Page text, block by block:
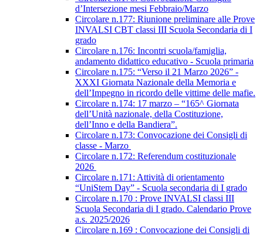
d’Intersezione mesi Febbraio/Marzo
Circolare n.177: Riunione preliminare alle Prove
INVALSI CBT classi III Scuola Secondaria di I
grado
Circolare n.176: Incontri scuola/famiglia,
andamento didattico educativo - Scuola primaria
Circolare n.175: “Verso il 21 Marzo 2026” -
XXXI Giornata Nazionale della Memoria e
dell’Impegno in ricordo delle vittime delle mafie.
Circolare n.174: 17 marzo – “165^ Giornata
dell’Unità nazionale, della Costituzione,
dell’Inno e della Bandiera”.
Circolare n.173: Convocazione dei Consigli di
classe - Marzo
Circolare n.172: Referendum costituzionale
2026
Circolare n.171: Attività di orientamento
“UniStem Day” - Scuola secondaria di I grado
Circolare n.170 : Prove INVALSI classi III
Scuola Secondaria di I grado. Calendario Prove
a.s. 2025/2026
Circolare n.169 : Convocazione dei Consigli di